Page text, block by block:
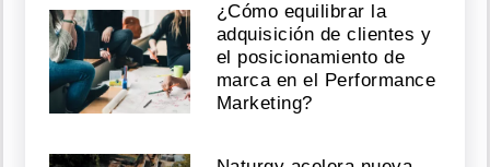
¿Cómo equilibrar la
adquisición de clientes y
el posicionamiento de
marca en el Performance
Marketing?